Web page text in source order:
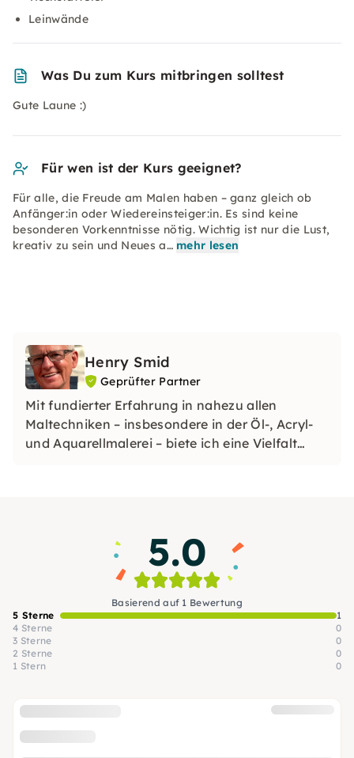
Leinwände
Was Du zum Kurs mitbringen solltest
Gute Laune :)
Für wen ist der Kurs geeignet?
Für alle, die Freude am Malen haben – ganz gleich ob
Anfänger:in oder Wiedereinsteiger:in. Es sind keine
besonderen Vorkenntnisse nötig. Wichtig ist nur die Lust,
kreativ zu sein und Neues a… mehr lesen
Henry Smid
Geprüfter Partner
Mit fundierter Erfahrung in nahezu allen
Maltechniken – insbesondere in der Öl-, Acryl-
und Aquarellmalerei – biete ich eine Vielfalt
5.0
Basierend auf 1 Bewertung
5 Sterne
1
4 Sterne
0
3 Sterne
0
2 Sterne
0
1 Stern
0